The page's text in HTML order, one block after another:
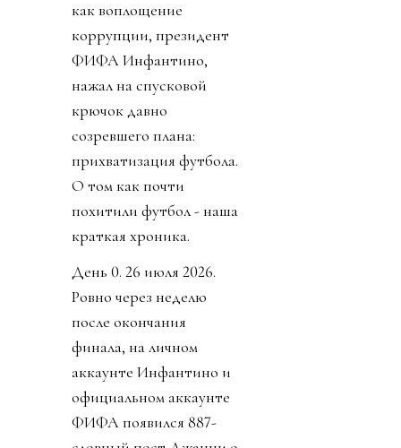
как воплощение
коррупции, президент
ФИФА Инфантино,
нажал на спусковой
крючок давно
созревшего плана:
прихватизация футбола.
О том как почти
похитили футбол - наша
краткая хроника.
День 0. 26 июля 2026.
Ровно через неделю
после окончания
финала, на личном
аккаунте Инфантино и
официальном аккаунте
ФИФА появился 887-